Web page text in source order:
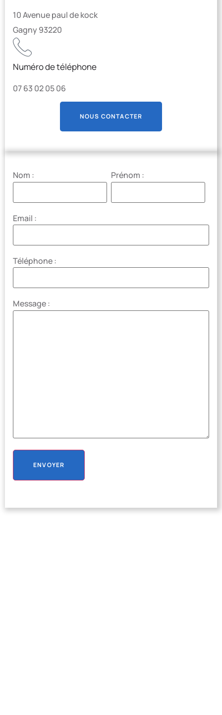
10 Avenue paul de kock
Gagny 93220
Numéro de téléphone
07 63 02 05 06
NOUS CONTACTER
Nom : Prénom :
Email :
Téléphone :
Message :